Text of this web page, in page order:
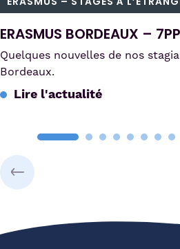
ERASMUS – STAGES À
ERASMUS BORDEAUX –
Quelques nouvelles de nos
Bordeaux.
Lire l'actualité